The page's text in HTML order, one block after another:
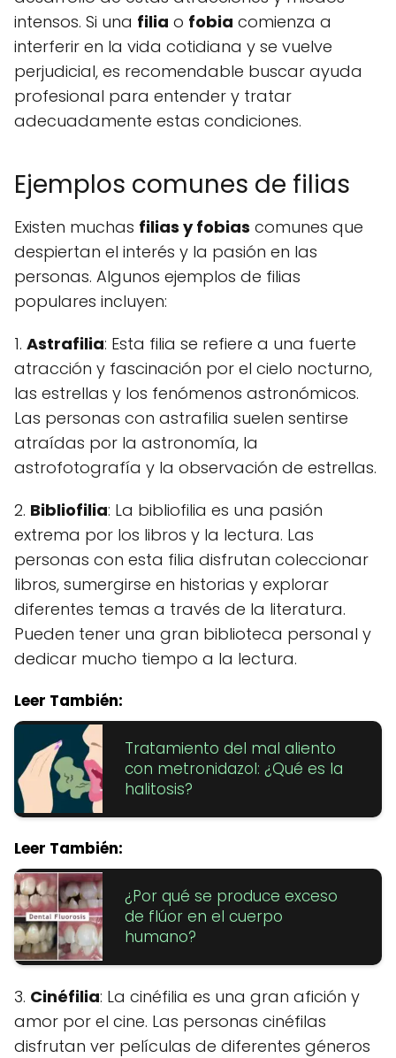
intensos. Si una filia o fobia comienza a
interferir en la vida cotidiana y se vuelve
perjudicial, es recomendable buscar ayuda
profesional para entender y tratar
adecuadamente estas condiciones.
Ejemplos comunes de filias
Existen muchas filias y fobias comunes que
despiertan el interés y la pasión en las
personas. Algunos ejemplos de filias
populares incluyen:
1. Astrafilia: Esta filia se refiere a una fuerte
atracción y fascinación por el cielo nocturno,
las estrellas y los fenómenos astronómicos.
Las personas con astrafilia suelen sentirse
atraídas por la astronomía, la
astrofotografía y la observación de estrellas.
2. Bibliofilia: La bibliofilia es una pasión
extrema por los libros y la lectura. Las
personas con esta filia disfrutan coleccionar
libros, sumergirse en historias y explorar
diferentes temas a través de la literatura.
Pueden tener una gran biblioteca personal y
dedicar mucho tiempo a la lectura.
Leer También:
Tratamiento del mal aliento
con metronidazol: ¿Qué es la
halitosis?
Leer También:
¿Por qué se produce exceso
de flúor en el cuerpo
humano?
3. Cinéfilia: La cinéfilia es una gran afición y
amor por el cine. Las personas cinéfilas
disfrutan ver películas de diferentes géneros